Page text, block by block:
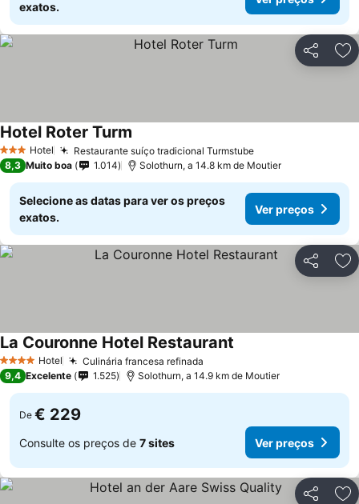
exatos.
Partilhar
3 EstrelasHotel Restaurante suíço tradicional Turmstube
Hotel Roter Turm
8,3 Muito boa 1.014 Solothurn, a 14.8 km de Moutier
Selecione as datas para ver os preços
exatos.
Ver preços
Partilhar
4 EstrelasHotel Culinária francesa refinada
La Couronne Hotel Restaurant
9,4 Excelente 1.525 Solothurn, a 14.9 km de Moutier
De € 229
Consulte os preços de 7 sites Ver preços
Partilhar